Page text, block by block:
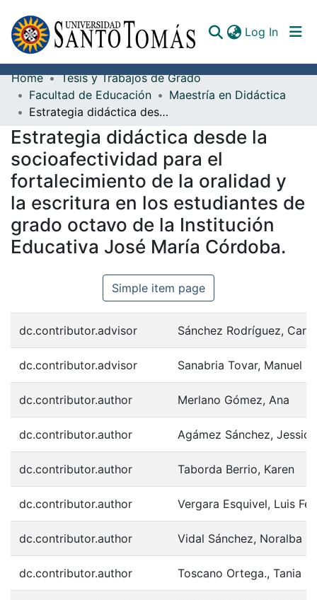
Log In
Communities & Collections
All of DSpace
Documents
Home
Tesis y Trabajos de Grado
Facultad de Educación
Maestría en Didáctica
Estrategia didáctica desde la socioafectividad para el fortalecimiento de la oralidad y la escritura en los estudiantes de grado octavo de la Institución Educativa José María Córdoba.
Estrategia didáctica desde la
socioafectividad para el
fortalecimiento de la oralidad y
la escritura en los estudiantes de
grado octavo de la Institución
Educativa José María Córdoba.
Simple item page
dc.contributor.advisor Sánchez Rodríguez,
dc.contributor.advisor Sanabria Tovar, Manuel
dc.contributor.author Merlano Gómez, Ana
dc.contributor.author Agámez Sánchez, Jessica
dc.contributor.author Taborda Berrio, Karen
dc.contributor.author Vergara Esquivel, Luis
dc.contributor.author Vidal Sánchez, Noralba
dc.contributor.author Toscano Ortega., Tania